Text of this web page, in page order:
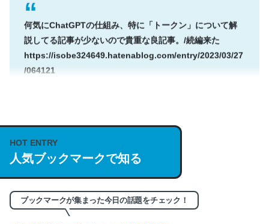
何気にChatGPTの仕組み、特に「トークン」について解
説してる記事が少ないので貴重な良記事。/続編来た
https://isobe324649.hatenablog.com/entry/2023/03/27
/064121
これは良記事。32768トークンだと英語小説100ページ分
くらい。小説でいう「ずっと前の伏線」は回収されないけ
ど、短期記憶というには多い分量。進化すればするほど分
かりやすく強くなりそう
HOT ENTRY
人気ブックマークで知る
ブックマークが集まった今日の話題をチェック！